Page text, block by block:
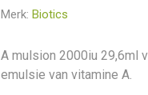
Merk: Biotics
A mulsion 2000iu 29,6ml
emulsie van vitamine A.